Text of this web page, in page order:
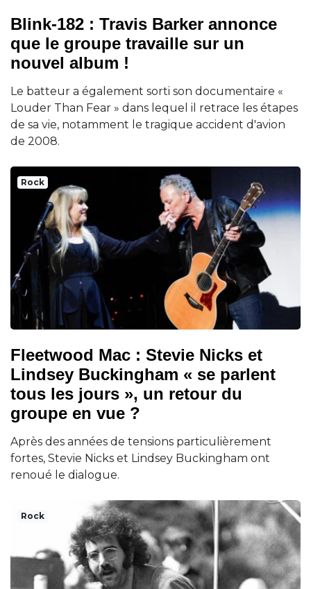
Blink-182 : Travis Barker annonce
que le groupe travaille sur un
nouvel album !
Le batteur a également sorti son documentaire «
Louder Than Fear » dans lequel il retrace les étapes
de sa vie, notamment le tragique accident d'avion
de 2008.
Rock
Fleetwood Mac : Stevie Nicks et
Lindsey Buckingham « se parlent
tous les jours », un retour du
groupe en vue ?
Après des années de tensions particulièrement
fortes, Stevie Nicks et Lindsey Buckingham ont
renoué le dialogue.
Rock